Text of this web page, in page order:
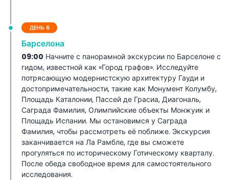
ДЕНЬ 6
Барселона
09:00 Начните с панорамной экскурсии по Барселоне с
гидом, известной как «Город графов». Исследуйте
потрясающую модернистскую архитектуру Гауди и
достопримечательности, такие как Монумент Колумбу,
Площадь Каталонии, Пассей де Грасиа, Диагональ,
Саграда Фамилия, Олимпийские объекты Монжуик и
Площадь Испании. Мы остановимся у Саграда
Фамилия, чтобы рассмотреть её поближе. Экскурсия
заканчивается на Ла Рамбле, где вы сможете
прогуляться по историческому Готическому кварталу.
После обеда свободное время для самостоятельного
исследования.